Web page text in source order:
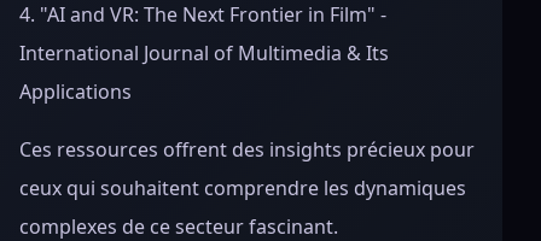
4. "AI and VR: The Next Frontier in Film" -
International Journal of Multimedia & Its
Applications
Ces ressources offrent des insights précieux pour
ceux qui souhaitent comprendre les dynamiques
complexes de ce secteur fascinant.